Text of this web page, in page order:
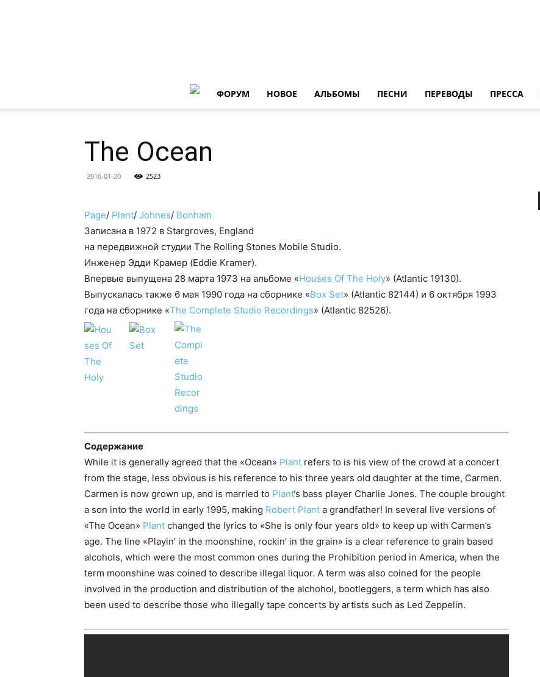
ФОРУМ НОВОE АЛЬБОМЫ ПЕСНИ ПЕРЕВОДЫ ПРЕССА
The Ocean
2016-01-20 2523
Page/ Plant/ Johnes/ Bonham
Записана в 1972 в Stargroves, England
на передвижной студии The Rolling Stones Mobile Studio.
Инженер Эдди Крамер (Eddie Kramer).
Впервые выпущена 28 марта 1973 на альбоме «Houses Of The Holy» (Atlantic 19130).
Выпускалась также 6 мая 1990 года на сборнике «Box Set» (Atlantic 82144) и 6 октября 1993
года на сборнике «The Complete Studio Recordings» (Atlantic 82526).
Содержание
While it is generally agreed that the «Ocean» Plant refers to is his view of the crowd at a concert
from the stage, less obvious is his reference to his three years old daughter at the time, Carmen.
Carmen is now grown up, and is married to Plant‘s bass player Charlie Jones. The couple brought
a son into the world in early 1995, making Robert Plant a grandfather! In several live versions of
«The Ocean» Plant changed the lyrics to «She is only four years old» to keep up with Carmen’s
age. The line «Playin’ in the moonshine, rockin’ in the grain» is a clear reference to grain based
alcohols, which were the most common ones during the Prohibition period in America, when the
term moonshine was coined to describe illegal liquor. A term was also coined for the people
involved in the production and distribution of the alchohol, bootleggers, a term which has also
been used to describe those who illegally tape concerts by artists such as Led Zeppelin.